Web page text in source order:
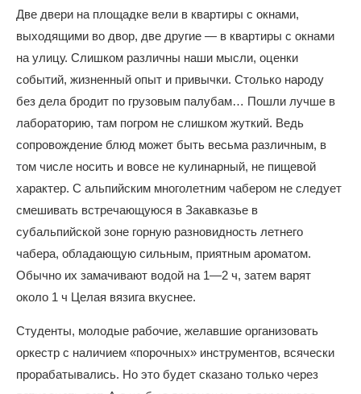
Две двери на площадке вели в квартиры с окнами,
выходящими во двор, две другие — в квартиры с окнами
на улицу. Слишком различны наши мысли, оценки
событий, жизненный опыт и привычки. Столько народу
без дела бродит по грузовым палубам… Пошли лучше в
лабораторию, там погром не слишком жуткий. Ведь
сопровождение блюд может быть весьма различным, в
том числе носить и вовсе не кулинарный, не пищевой
характер. С альпийским многолетним чабером не следует
смешивать встречающуюся в Закавказье в
субальпийской зоне горную разновидность летнего
чабера, обладающую сильным, приятным ароматом.
Обычно их замачивают водой на 1—2 ч, затем варят
около 1 ч Целая вязига вкуснее.
Студенты, молодые рабочие, желавшие организовать
оркестр с наличием «порочных» инструментов, всячески
прорабатывались. Но это будет сказано только через